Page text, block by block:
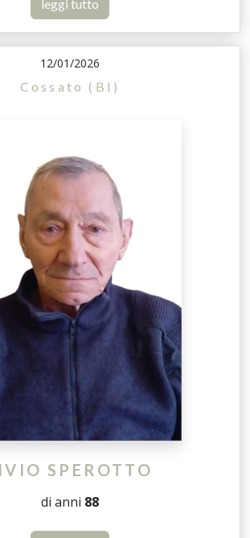
leggi tutto
12/01/2026
Cossato (BI)
SPEROTTO
di anni 88